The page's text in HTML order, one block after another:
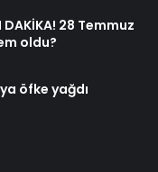
28 Temmuz
oldu?
öfke yağdı